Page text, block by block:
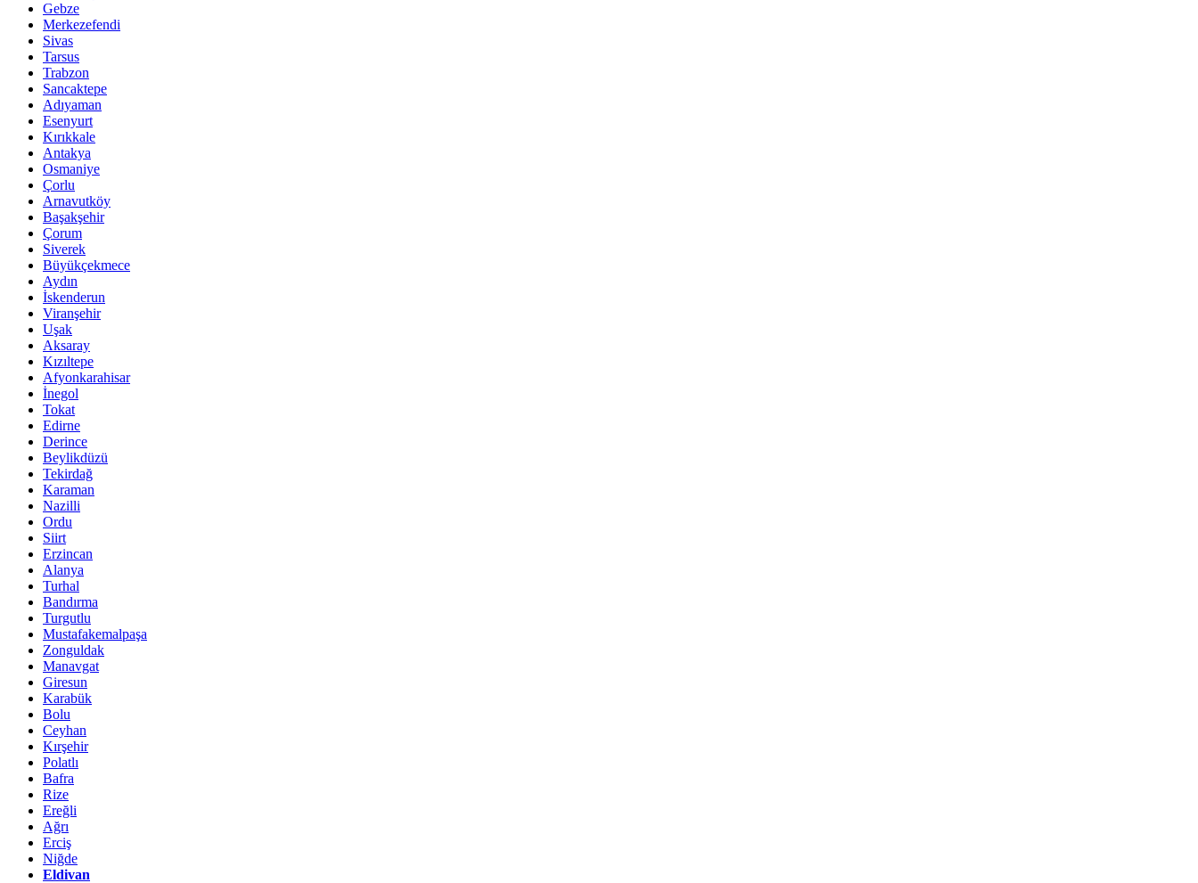
Gebze
Merkezefendi
Sivas
Tarsus
Trabzon
Sancaktepe
Adıyaman
Esenyurt
Kırıkkale
Antakya
Osmaniye
Çorlu
Arnavutköy
Başakşehir
Çorum
Siverek
Büyükçekmece
Aydın
İskenderun
Viranşehir
Uşak
Aksaray
Kızıltepe
Afyonkarahisar
İnegol
Tokat
Edirne
Derince
Beylikdüzü
Tekirdağ
Karaman
Nazilli
Ordu
Siirt
Erzincan
Alanya
Turhal
Bandırma
Turgutlu
Mustafakemalpaşa
Zonguldak
Manavgat
Giresun
Karabük
Bolu
Ceyhan
Kırşehir
Polatlı
Bafra
Rize
Ereğli
Ağrı
Erciş
Niğde
Eldivan